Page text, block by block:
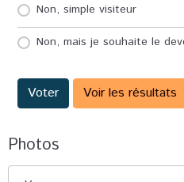
Non, simple visiteur
Non, mais je souhaite le
Voter Voir les résultats
Photos